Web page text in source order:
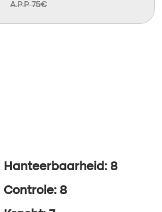
A.P.P 75€
Hanteerbaarheid: 8
Controle: 8